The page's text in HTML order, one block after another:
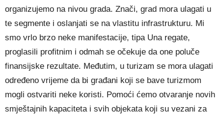
organizujemo na nivou grada. Znači, grad mora ulagati u
te segmente i oslanjati se na vlastitu infrastrukturu. Mi
smo vrlo brzo neke manifestacije, tipa Una regate,
proglasili profitnim i odmah se očekuje da one poluče
finansijske rezultate. Međutim, u turizam se mora ulagati
određeno vrijeme da bi građani koji se bave turizmom
mogli ostvariti neke koristi. Pomoći ćemo otvaranje novih
smještajnih kapaciteta i svih objekata koji su vezani za